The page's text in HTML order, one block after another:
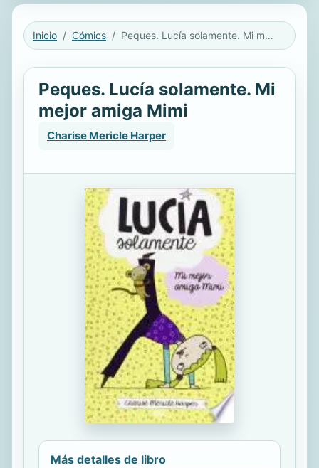
Inicio Cómics Peques. Lucía solamente. Mi mejor amiga Mimi
Peques. Lucía solamente. Mi
mejor amiga Mimi
Charise Mericle Harper
Más detalles de libro